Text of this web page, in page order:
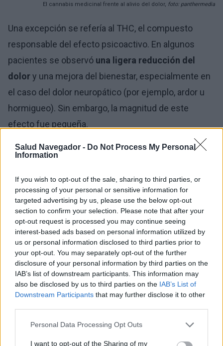
Salud Navegador - Do Not Process My Personal
Information
If you wish to opt-out of the sale, sharing to third parties, or
processing of your personal or sensitive information for
targeted advertising by us, please use the below opt-out
section to confirm your selection. Please note that after your
opt-out request is processed you may continue seeing
interest-based ads based on personal information utilized by
us or personal information disclosed to third parties prior to
your opt-out. You may separately opt-out of the further
disclosure of your personal information by third parties on the
IAB’s list of downstream participants. This information may
also be disclosed by us to third parties on the IAB’s List of
Downstream Participants that may further disclose it to other
Please note that this website/app uses one or more Google
not limited to your visit or usage behaviour. You may click to
Personal Data Processing Opt Outs
I want to opt-out of the Sharing of my
El cannabis medicinal frente al alivio del dolor, foto: panthermedia
Una excepción se refería al THC, el compuesto
responsable del efecto psicoactivo. En algunos
pacientes se observó una ligera reducción del
dolory una mejora del bienestar, especialmente en
el caso del dolor neuropático (por ejemplo, ardor u
hormigueo). Sin embargo, la magnitud de este
efecto fue pequeña.
Además, los efectos secundarios a menudo
¿Cuáles son los efectos
secundarios del consumo de
cannabis medicinal?
El estudio demostró que los consumidores de
cannabis medicinal experimentaban diversos
efectos secundarios, como somnolencia, náuseas y
continuado de la sustancia resultó ineficaz para los